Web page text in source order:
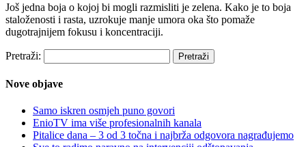
Još jedna boja o kojoj bi mogli razmisliti je zelena. Kako je to boja
staloženosti i rasta, uzrokuje manje umora oka što pomaže
dugotrajnijem fokusu i koncentraciji.
Pretraži:
Nove objave
Samo iskren osmjeh puno govori
EnioTV ima više profesionalnih kanala
Pitalice dana – 3 od 3 točna i najbrža odgovora nagrađujemo